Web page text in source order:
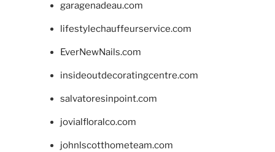
garagenadeau.com
lifestylechauffeurservice.com
EverNewNails.com
insideoutdecoratingcentre.com
salvatoresinpoint.com
jovialfloralco.com
johnlscotthometeam.com